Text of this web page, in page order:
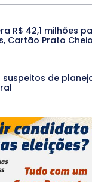
R$ 42,1 milhões
Cartão Prato
suspeitos de